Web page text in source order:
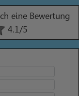
eine Bewertung
4.1 /5